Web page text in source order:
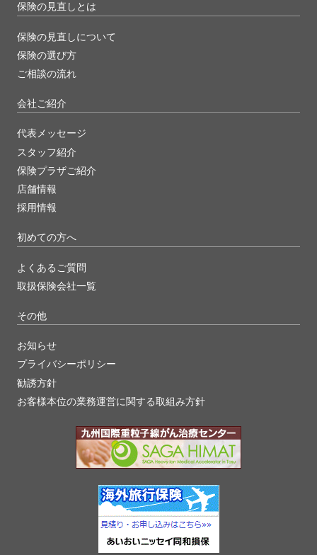
保険の見直しとは
保険の見直しについて
保険の選び方
ご相談の流れ
会社ご紹介
代表メッセージ
スタッフ紹介
保険プラザご紹介
店舗情報
採用情報
初めての方へ
よくあるご質問
取扱保険会社一覧
その他
お知らせ
プライバシーポリシー
勧誘方針
お客様本位の業務運営に関する取組み方針